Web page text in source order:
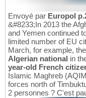
Envoyé par Europol
&#8233;In 2013 the
and Yemen continued
limited number of EU
March, for example,
Algerian national in
year-old French
Islamic Maghreb
forces north of
2 personnes ? C'est